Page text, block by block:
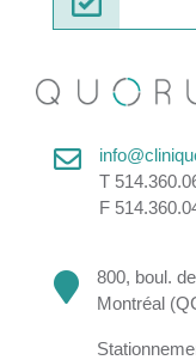
T
F
800, boul.
Montréal